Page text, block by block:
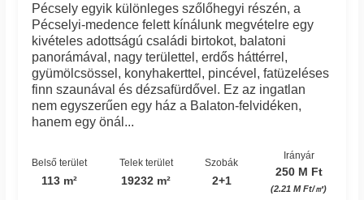
Pécsely egyik különleges szőlőhegyi részén, a
Pécselyi-medence felett kínálunk megvételre egy
kivételes adottságú családi birtokot, balatoni
panorámával, nagy területtel, erdős háttérrel,
gyümölcsössel, konyhakerttel, pincével, fatüzeléses
finn szaunával és dézsafürdővel. Ez az ingatlan
nem egyszerűen egy ház a Balaton-felvidéken,
hanem egy önál...
Belső terület
113 m²
Telek terület
19232 m²
Szobák
2+1
Irányár
250 M Ft
(2.21 M Ft/㎡)